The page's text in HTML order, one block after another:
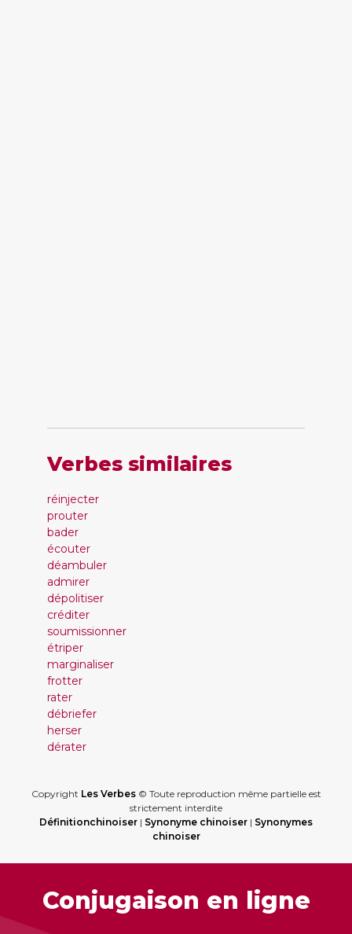
Verbes similaires
réinjecter
prouter
bader
écouter
déambuler
admirer
dépolitiser
créditer
soumissionner
étriper
marginaliser
frotter
rater
débriefer
herser
dérater
Copyright Les Verbes© Toute reproduction même partielle est
strictement interdite
Définitionchinoiser | Synonyme chinoiser | Synonymes
chinoiser
Conjugaison en ligne